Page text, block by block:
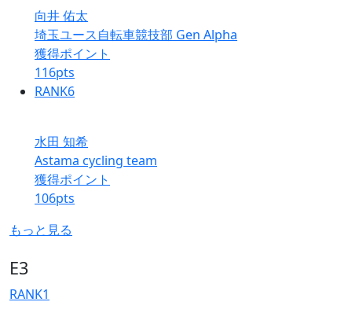
向井 佑太
埼玉ユース自転車競技部 Gen Alpha
獲得ポイント
116pts
RANK6
水田 知希
Astama cycling team
獲得ポイント
106pts
もっと見る
E3
RANK1